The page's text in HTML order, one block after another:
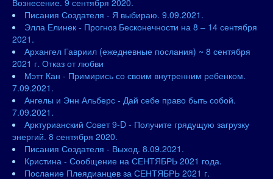
Вознесение. 9 сентября 2020.
Писания Создателя - Я выбираю. 9.09.2021.
Элла Елинек - Прогноз Бесконечности на 8 – 14 сентября
2021.
Архангел Гавриил (ежедневные послания) ~ 8 сентября
2021 г. Отказ от любви
Мэтт Кан - Примирись со своим внутренним ребенком.
7.09.2021.
Ангелы и Энн Альберс - Дай себе право быть собой.
7.09.2021.
Арктурианский Совет 9-D - Получите грядущую загрузку
энергий. 8 сентября 2020.
Писания Создателя - Выход. 8.09.2021.
Кристина - Сообщение на СЕНТЯБРЬ 2021 года.
Послание Плеядианцев за СЕНТЯБРЬ 2021 г.